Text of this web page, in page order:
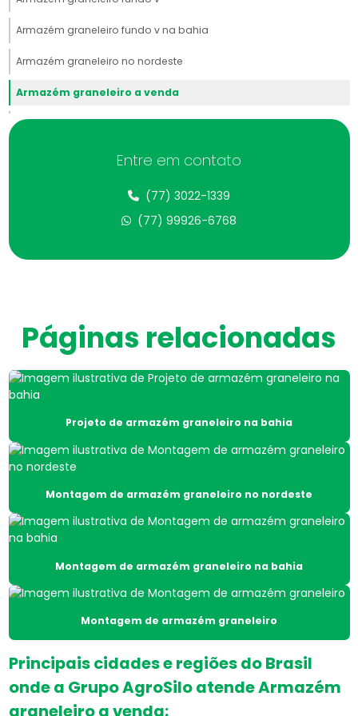
Armazém graneleiro fundo v na bahia
Armazém graneleiro no nordeste
Armazém graneleiro a venda
Armazém graneleiro a venda na bahia
Armazenagem de grãos em galpões
Base de concreto para silos
Base de concreto para silos na bahia
Base de silos
Base de silos na bahia
Base silos metálicos
Base silos metálicos na bahia
Base de silos no nordeste
Cavaqueira para fornalha
Cavaqueira para fornalha no nordeste
Construção de armazém graneleiro
Entre em contato
(77) 3022-1339
(77) 99926-6768
Páginas relacionadas
Projeto de armazém graneleiro na bahia
Montagem de armazém graneleiro no nordeste
Montagem de armazém graneleiro na bahia
Montagem de armazém graneleiro
Principais cidades e regiões do Brasil
onde a Grupo AgroSilo atende Armazém
graneleiro a venda: